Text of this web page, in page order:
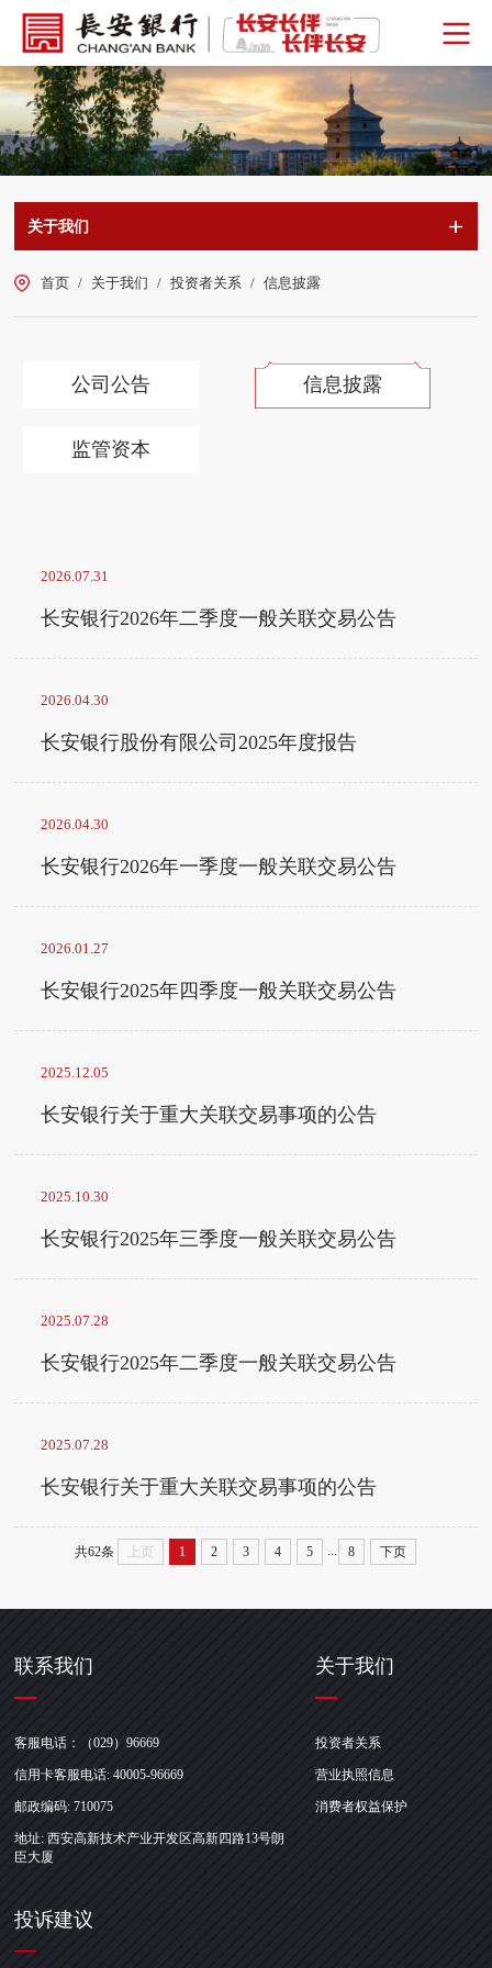
关于我们
首页 / 关于我们 / 投资者关系 / 信息披露
公司公告 信息披露
监管资本
2026.07.31
长安银行2026年二季度一般关联交易公告
2026.04.30
长安银行股份有限公司2025年度报告
2026.04.30
长安银行2026年一季度一般关联交易公告
2026.01.27
长安银行2025年四季度一般关联交易公告
2025.12.05
长安银行关于重大关联交易事项的公告
2025.10.30
长安银行2025年三季度一般关联交易公告
2025.07.28
长安银行2025年二季度一般关联交易公告
2025.07.28
长安银行关于重大关联交易事项的公告
共62条 上页 1 2 3 4 5 ... 8 下页
联系我们
客服电话：（029）96669
信用卡客服电话: 40005-96669
邮政编码: 710075
地址: 西安高新技术产业开发区高新四路13号朗
臣大厦
关于我们
投资者关系
营业执照信息
消费者权益保护
投诉建议